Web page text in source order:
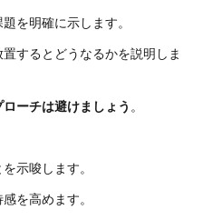
を明確に示します。
するとどうなるかを説明しま
ーチは避けましょう 。
示唆します。
を高めます。